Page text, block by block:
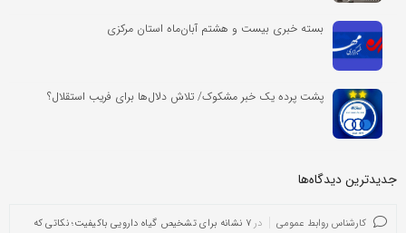
بسته خبری بیست و هشتم آبان‌ماه استان مرکزی
پشت پرده یک خبر مشکوک/ تلاش دلال‌ها برای فریب استقلال؟
جدیدترین دیدگاه‌‌ها
کارشناس روابط عمومی در
۷ نشانه برای تشخیص گیاه دارویی باکیفیت؛ نکاتی که